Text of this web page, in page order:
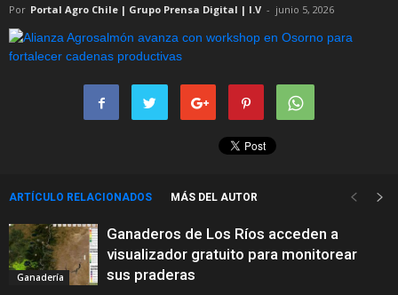
Por Portal Agro Chile | Grupo Prensa Digital | I.V - junio 5, 2026
ARTÍCULO RELACIONADOS MÁS DEL AUTOR
Ganadería
Ganaderos de Los Ríos acceden a
visualizador gratuito para monitorear
sus praderas